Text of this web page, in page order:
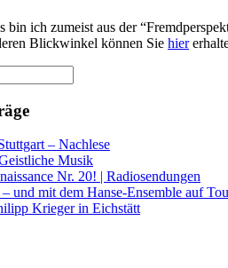
bin ich zumeist aus der
Blickwinkel können Sie hier
– Nachlese
Musik
Nr. 20! | Radiosendungen
und mit dem Hanse-Ensemble auf
Krieger in Eichstätt